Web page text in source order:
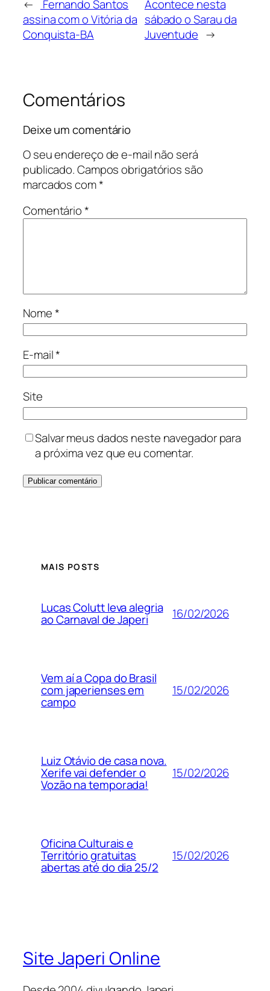
←
Fernando Santos
assina com o Vitória da
Conquista-BA
Acontece nesta
sábado o Sarau da
Juventude →
Comentários
Deixe um comentário
O seu endereço de e-mail não será
publicado.Campos obrigatórios são
marcados com*
Comentário*
Nome*
E-mail*
Site
Salvar meus dados neste navegador para
a próxima vez que eu comentar.
MAIS POSTS
Lucas Colutt leva alegria
ao Carnaval de Japeri 16/02/2026
Vem aí a Copa do Brasil
com japerienses em
campo
15/02/2026
Luiz Otávio de casa nova.
Xerife vai defender o
Vozão na temporada!
15/02/2026
Oficina Culturais e
Território gratuitas
abertas até do dia 25/2
15/02/2026
Site Japeri Online